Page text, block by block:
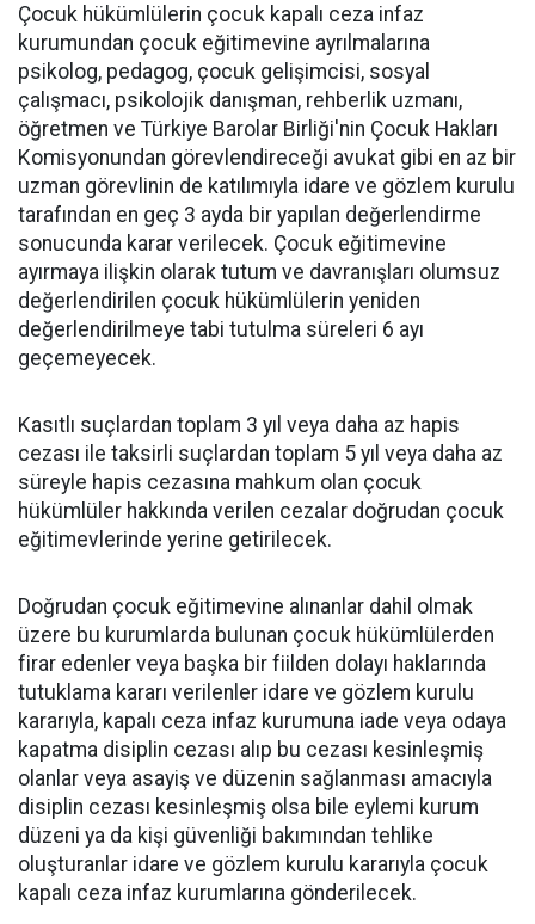
Çocuk hükümlülerin çocuk kapalı ceza infaz
kurumundan çocuk eğitimevine ayrılmalarına
psikolog, pedagog, çocuk gelişimcisi, sosyal
çalışmacı, psikolojik danışman, rehberlik uzmanı,
öğretmen ve Türkiye Barolar Birliği'nin Çocuk Hakları
Komisyonundan görevlendireceği avukat gibi en az bir
uzman görevlinin de katılımıyla idare ve gözlem kurulu
tarafından en geç 3 ayda bir yapılan değerlendirme
sonucunda karar verilecek. Çocuk eğitimevine
ayırmaya ilişkin olarak tutum ve davranışları olumsuz
değerlendirilen çocuk hükümlülerin yeniden
değerlendirilmeye tabi tutulma süreleri 6 ayı
geçemeyecek.
Kasıtlı suçlardan toplam 3 yıl veya daha az hapis
cezası ile taksirli suçlardan toplam 5 yıl veya daha az
süreyle hapis cezasına mahkum olan çocuk
hükümlüler hakkında verilen cezalar doğrudan çocuk
eğitimevlerinde yerine getirilecek.
Doğrudan çocuk eğitimevine alınanlar dahil olmak
üzere bu kurumlarda bulunan çocuk hükümlülerden
firar edenler veya başka bir fiilden dolayı haklarında
tutuklama kararı verilenler idare ve gözlem kurulu
kararıyla, kapalı ceza infaz kurumuna iade veya odaya
kapatma disiplin cezası alıp bu cezası kesinleşmiş
olanlar veya asayiş ve düzenin sağlanması amacıyla
disiplin cezası kesinleşmiş olsa bile eylemi kurum
düzeni ya da kişi güvenliği bakımından tehlike
oluşturanlar idare ve gözlem kurulu kararıyla çocuk
kapalı ceza infaz kurumlarına gönderilecek.